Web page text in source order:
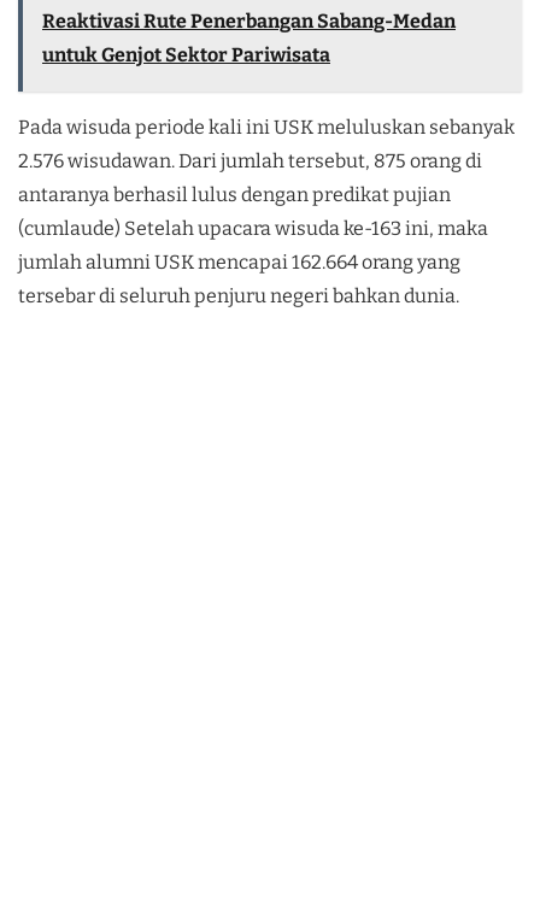
Reaktivasi Rute Penerbangan Sabang-Medan
untuk Genjot Sektor Pariwisata
Pada wisuda periode kali ini USK meluluskan sebanyak
2.576 wisudawan. Dari jumlah tersebut, 875 orang di
antaranya berhasil lulus dengan predikat pujian
(cumlaude) Setelah upacara wisuda ke-163 ini, maka
jumlah alumni USK mencapai 162.664 orang yang
tersebar di seluruh penjuru negeri bahkan dunia.